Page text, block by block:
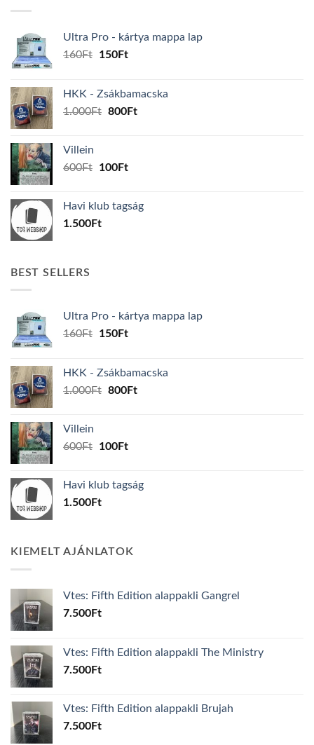
Ultra Pro - kártya mappa lap
160Ft
Original
160Ft.
150FtCurrent
150Ft.
HKK - Zsákbamacska
1.000Ft Original
800FtCurrent
Villein
600Ft
Original
600Ft.
100FtCurrent
100Ft.
Havi klub tagság
1.500Ft
BEST SELLERS
Ultra Pro - kártya mappa lap
160Ft
Original
160Ft.
150FtCurrent
150Ft.
HKK - Zsákbamacska
1.000Ft Original
800FtCurrent
Villein
600Ft
Original
600Ft.
100FtCurrent
100Ft.
Havi klub tagság
1.500Ft
KIEMELT AJÁNLATOK
Vtes: Fifth Edition alappakli Gangrel
7.500Ft
Vtes: Fifth Edition alappakli The Ministry
7.500Ft
Vtes: Fifth Edition alappakli Brujah
7.500Ft